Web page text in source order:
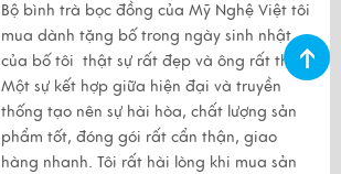
Bộ bình trà bọc đồng của Mỹ Nghệ Việt tôi
mua dành tặng bố trong ngày sinh nhật
của bố tôi thật sự rất đẹp và ông rất thích.
Một sự kết hợp giữa hiện đại và truyền
thống tạo nên sự hài hòa, chất lượng sản
phẩm tốt, đóng gói rất cẩn thận, giao
hàng nhanh. Tôi rất hài lòng khi mua sản